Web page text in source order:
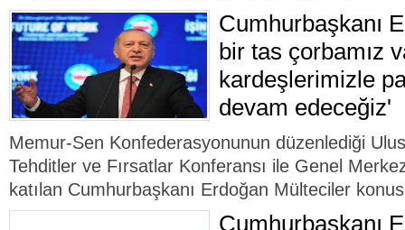
Cumhurbaşkanı
bir tas çorbamız
kardeşlerimizle
devam edeceğiz'
Memur-Sen Konfederasyonunun düzenlediği
Tehditler ve Fırsatlar Konferansı ile Genel
katılan Cumhurbaşkanı Erdoğan Mülteciler
Cumhurbaşkanı